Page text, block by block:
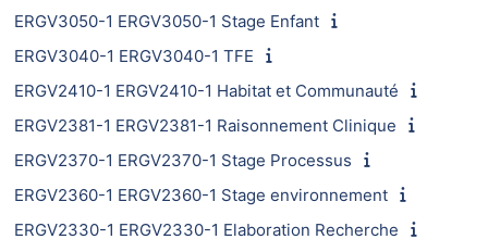
ERGV3050-1 ERGV3050-1 Stage Enfant
ERGV3040-1 ERGV3040-1 TFE
ERGV2410-1 ERGV2410-1 Habitat et Communauté
ERGV2381-1 ERGV2381-1 Raisonnement Clinique
ERGV2370-1 ERGV2370-1 Stage Processus
ERGV2360-1 ERGV2360-1 Stage environnement
ERGV2330-1 ERGV2330-1 Elaboration Recherche